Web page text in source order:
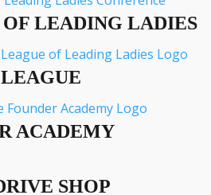
LEADING LADIES
ACADEMY
SHOP